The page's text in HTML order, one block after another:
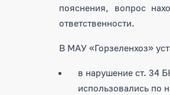
пояснения, вопрос
ответственности.
В МАУ «Горзеленхоз»
в нарушение ст. 34
использовались по